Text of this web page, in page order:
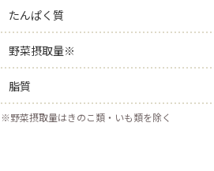
たんぱく質
野菜摂取量※
脂質
※野菜摂取量はきのこ類・いも類を除く